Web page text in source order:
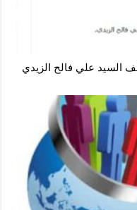
السيد علي فالح الزيدي